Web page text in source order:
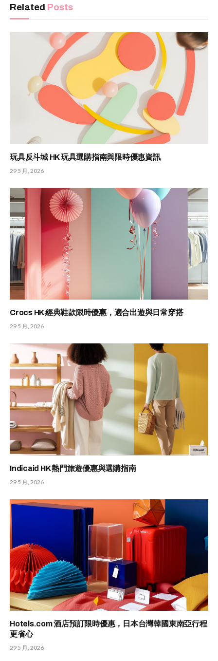
Related Posts
玩具反斗城 HK 玩具選購指南與限時優惠資訊
29 5 月, 2026
Crocs HK 經典鞋款限時優惠，適合出遊與日常穿搭
29 5 月, 2026
Indicaid HK 熱門旅遊優惠與選購指南
29 5 月, 2026
Hotels.com 酒店預訂限時優惠，日本台灣韓國東南亞行程
更省心
29 5 月, 2026